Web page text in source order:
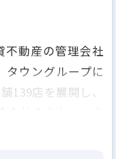
不動産の管理会社
タウングループに
139店を展開し、
会社のタウンハウ